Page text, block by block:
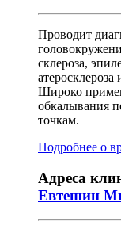
Проводит
склероза,
Широко
обкалывания
точкам.
Подробнее о
Адреса
Евтешин